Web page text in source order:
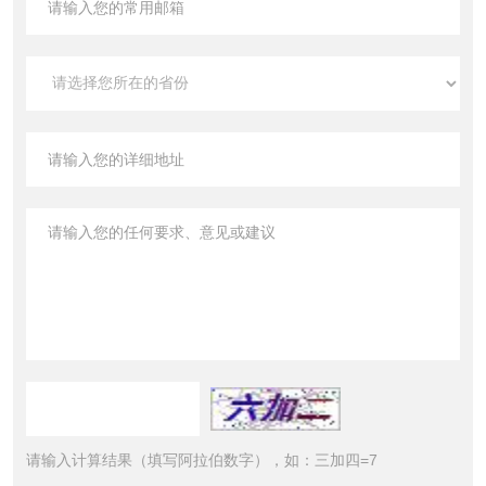
请输入计算结果（填写阿拉伯数字），如：三加四=7